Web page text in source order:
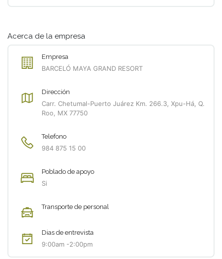
Acerca de la empresa
Empresa
BARCELÓ MAYA GRAND RESORT
Dirección
Carr. Chetumal-Puerto Juárez Km. 266.3, Xpu-Há, Q.
Roo, MX 77750
Telefono
984 875 15 00
Poblado de apoyo
Si
Transporte de personal
Dias de entrevista
9:00am -2:00pm